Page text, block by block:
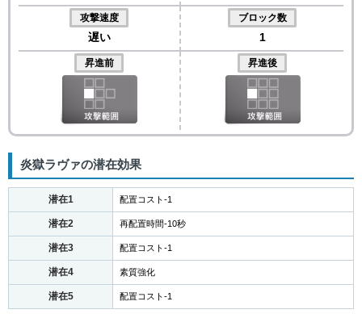
攻撃速度
遅い
ブロック数
1
昇進前 昇進後
炎獄ラヴァの潜在効果
潜在1 配置コスト-1
潜在2 再配置時間-10秒
潜在3 配置コスト-1
潜在4 素質強化
潜在5 配置コスト-1